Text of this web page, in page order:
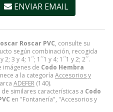
Roscar PVC, consulte su
según combinación, recogida
y 4; 1´´; 1´´1 y 4; 1´´1 y 2; 2´´.
imágenes de Codo Hembra
a la categoría Accesorios y
ADEFER (140).
similares características a Codo
en "Fontanería", "Accesorios y
ENVIAR EMAIL